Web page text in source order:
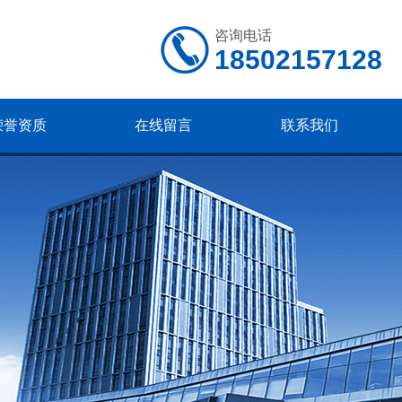
咨询电话
18502157128
誉资质 在线留言 联系我们